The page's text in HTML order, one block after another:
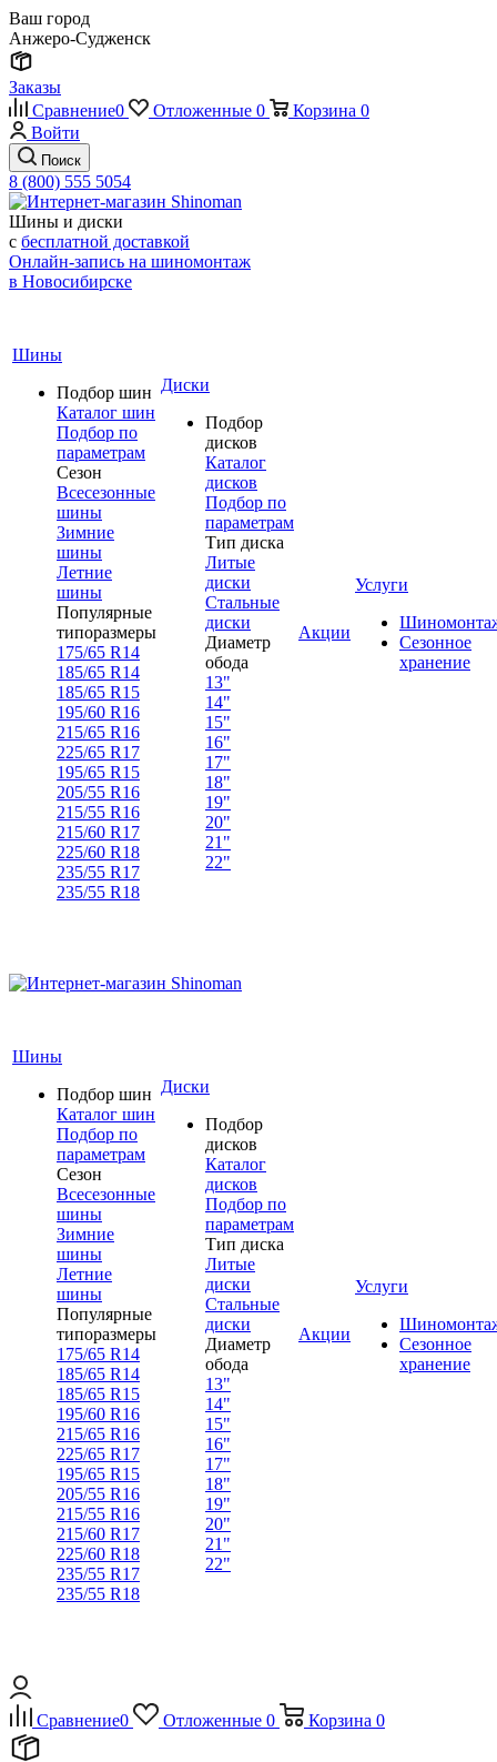
Ваш город
Анжеро-Судженск
Заказы
Сравнение0 Отложенные 0 Корзина 0
Войти
Поиск
8 (800) 555 5054
Шины и диски
с бесплатной доставкой
Онлайн-запись на шиномонтаж
в Новосибирске
Шины
Подбор шин
Каталог шин
Подбор по
параметрам
Сезон
Всесезонные
шины
Зимние
шины
Летние
шины
Популярные
типоразмеры
175/65 R14
185/65 R14
185/65 R15
195/60 R16
215/65 R16
225/65 R17
195/65 R15
205/55 R16
215/55 R16
215/60 R17
225/60 R18
235/55 R17
235/55 R18
Диски
Подбор
дисков
Каталог
дисков
Подбор по
параметрам
Тип диска
Литые
диски
Стальные
диски
Диаметр
обода
13"
14"
15"
16"
17"
18"
19"
20"
21"
22"
Акции
Услуги
Сезонное
хранение
Шины
Подбор шин
Каталог шин
Подбор по
параметрам
Сезон
Всесезонные
шины
Зимние
шины
Летние
шины
Популярные
типоразмеры
175/65 R14
185/65 R14
185/65 R15
195/60 R16
215/65 R16
225/65 R17
195/65 R15
205/55 R16
215/55 R16
215/60 R17
225/60 R18
235/55 R17
235/55 R18
Диски
Подбор
дисков
Каталог
дисков
Подбор по
параметрам
Тип диска
Литые
диски
Стальные
диски
Диаметр
обода
13"
14"
15"
16"
17"
18"
19"
20"
21"
22"
Акции
Услуги
Сезонное
хранение
Сравнение0 Отложенные 0 Корзина 0